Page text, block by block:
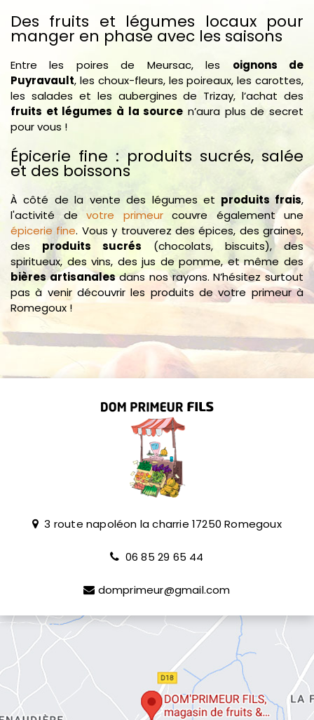
Des fruits et légumes locaux pour
manger en phase avec les saisons
Entre les poires de Meursac, les oignons de
Puyravault, les choux-fleurs, les poireaux, les carottes,
les salades et les aubergines de Trizay, l’achat des
fruits et légumes à la source n’aura plus de secret
pour vous !
Épicerie fine : produits sucrés, salée
et des boissons
À côté de la vente des légumes et produits frais,
l'activité de votre primeurcouvre également une
épicerie fine. Vous y trouverez des épices, des graines,
des produits sucrés (chocolats, biscuits), des
spiritueux, des vins, des jus de pomme, et même des
bières artisanalesdans nos rayons. N’hésitez surtout
pas à venir découvrir les produits de votre primeur à
Romegoux !
3 route napoléon la charrie 17250 Romegoux
06 85 29 65 44
domprimeur@gmail.com